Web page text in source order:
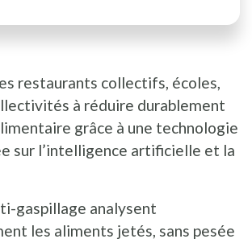
restaurants collectifs, écoles,
à réduire durablement
grâce à une technologie
sur l’intelligence artificielle et la
gaspillage analysent
les aliments jetés, sans pesée